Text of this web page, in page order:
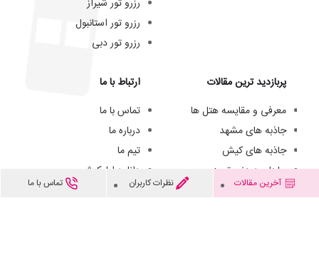
آخرین مقالات نظرات کاربران تماس با ما
رزرو تور شیراز
رزرو تور استانبول
رزرو تور دبی
پربازدید ترین مقالات
معرفی و مقایسه هتل ها
جاذبه های مشهد
جاذبه های کیش
جاهای دیدنی تبریز
هتل های سه ستاره مشهد
ارتباط با ما
تماس با ما
درباره ما
تیم ما
دانلود اپلیکیشن
فرصت های شغلی